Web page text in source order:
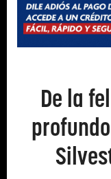
De la